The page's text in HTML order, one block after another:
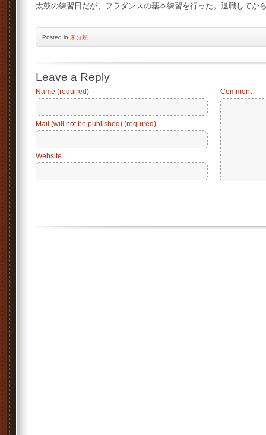
太鼓の練習日だが、フラダンスの基本練習を行った。退職してか
Posted in 未分類
Leave a Reply
Name (required)
Mail (will not be published) (required)
Website
Comment